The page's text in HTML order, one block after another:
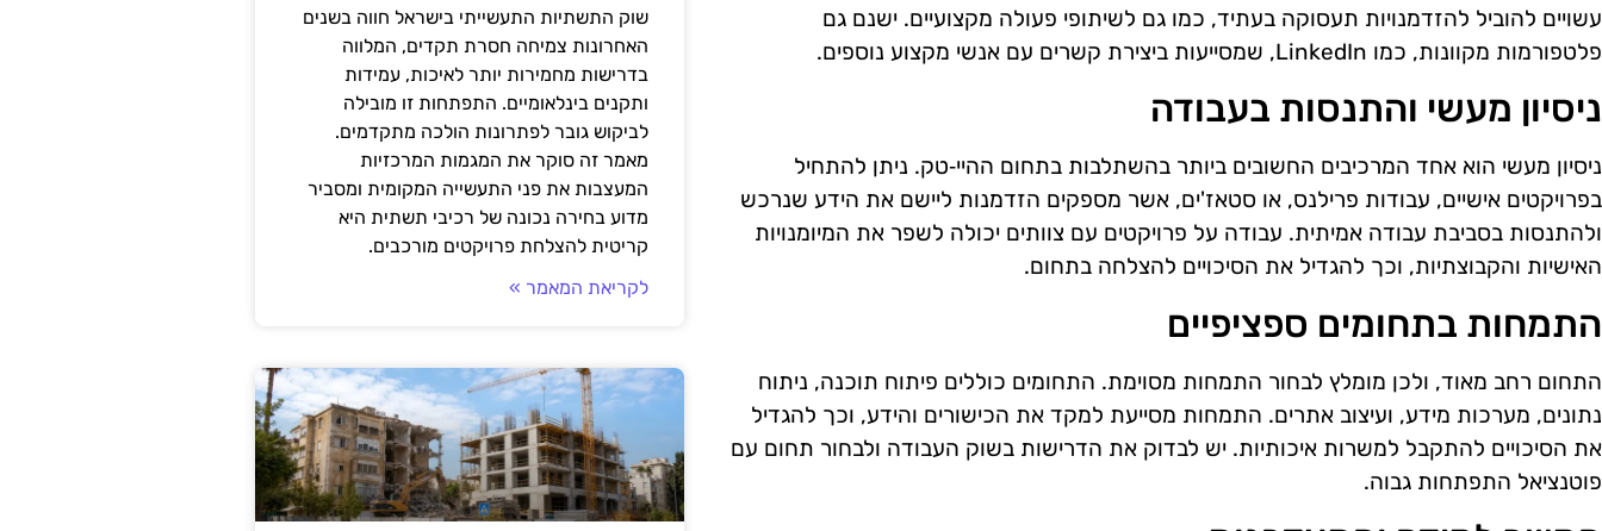
עשויים להוביל להזדמנויות תעסוקה בעתיד, כמו גם לשיתופי פעולה מקצועיים. ישנם גם
פלטפורמות מקוונות, כמו LinkedIn, שמסייעות ביצירת קשרים עם אנשי מקצוע נוספים.
ניסיון מעשי והתנסות בעבודה
ניסיון מעשי הוא אחד המרכיבים החשובים ביותר בהשתלבות בתחום ההיי‑טק. ניתן להתחיל
בפרויקטים אישיים, עבודות פרילנס, או סטאז'ים, אשר מספקים הזדמנות ליישם את הידע שנרכש
ולהתנסות בסביבת עבודה אמיתית. עבודה על פרויקטים עם צוותים יכולה לשפר את המיומנויות
האישיות והקבוצתיות, וכך להגדיל את הסיכויים להצלחה בתחום.
התמחות בתחומים ספציפיים
התחום רחב מאוד, ולכן מומלץ לבחור התמחות מסוימת. התחומים כוללים פיתוח תוכנה, ניתוח
נתונים, מערכות מידע, ועיצוב אתרים. התמחות מסייעת למקד את הכישורים והידע, וכך להגדיל
את הסיכויים להתקבל למשרות איכותיות. יש לבדוק את הדרישות בשוק העבודה ולבחור תחום עם
פוטנציאל התפתחות גבוה.
שוק התשתיות התעשייתי בישראל חווה בשנים
האחרונות צמיחה חסרת תקדים, המלווה
בדרישות מחמירות יותר לאיכות, עמידות
ותקנים בינלאומיים. התפתחות זו מובילה
לביקוש גובר לפתרונות הולכה מתקדמים.
מאמר זה סוקר את המגמות המרכזיות
המעצבות את פני התעשייה המקומית ומסביר
מדוע בחירה נכונה של רכיבי תשתית היא
קריטית להצלחת פרויקטים מורכבים.
לקריאת המאמר »